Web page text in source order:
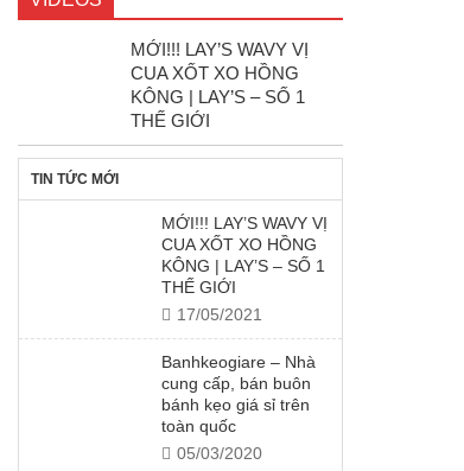
MỚI!!! LAY’S WAVY VỊ
CUA XỐT XO HỒNG
KÔNG | LAY’S – SỐ 1
THẾ GIỚI
TIN TỨC MỚI
MỚI!!! LAY’S WAVY VỊ
CUA XỐT XO HỒNG
KÔNG | LAY’S – SỐ 1
THẾ GIỚI
17/05/2021
Banhkeogiare – Nhà
cung cấp, bán buôn
bánh kẹo giá sỉ trên
toàn quốc
05/03/2020